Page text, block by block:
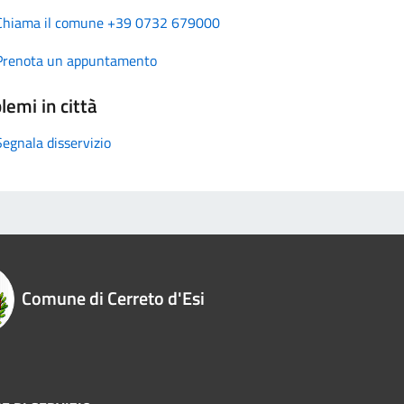
il comune +39 0732 679000
un appuntamento
in città
disservizio
Comune di Cerreto d'Esi